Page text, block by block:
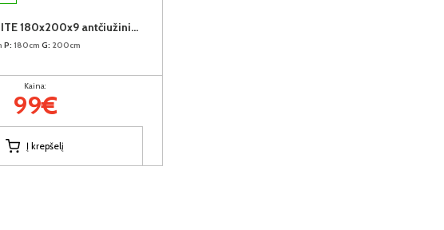
TOP ALOE WHITE 180x200x9 antčiužinis (9cm) (Susuktas)
P: 180cm G: 200cm
Kaina:
99€
Į krepšelį